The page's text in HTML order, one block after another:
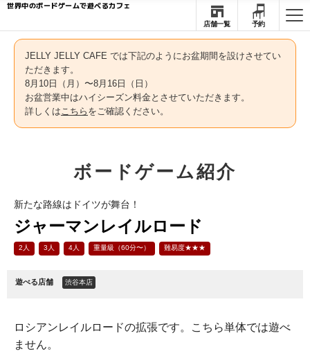
世界中のボードゲームで遊べるカフェ
店舗一覧 予約
JELLY JELLY CAFE では下記のようにお盆期間を設けさせてい
ただきます。
8月10日（月）〜8月16日（日）
お盆営業中はハイシーズン料金とさせていただきます。
詳しくはこちら をご確認ください。
ボードゲーム紹介
新たな路線はドイツが舞台！
ジャーマンレイルロード
2人 3人 4人 重量級（60分〜） 難易度★★★
遊べる店舗 渋谷本店
ロシアンレイルロードの拡張です。こちら単体では遊べ
ません。